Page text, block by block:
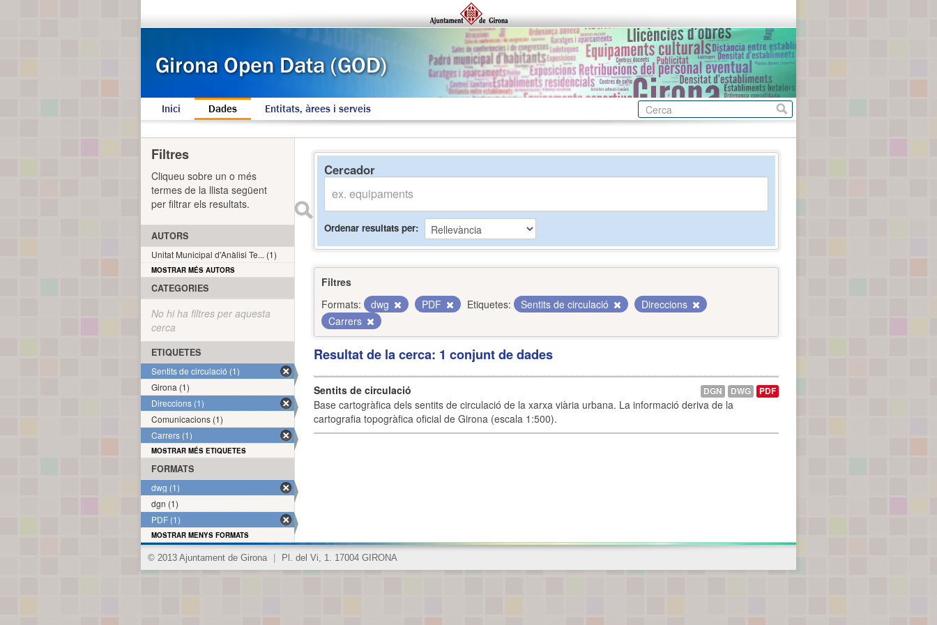
Inici Dades Entitats, àrees i serveis
Cercador
Ordenar resultats per
Filtres
Formats:
dwg PDF Etiquetes: Sentits de circulació
Direccions
Carrers
Resultat de la cerca: 1 conjunt de dades
Sentits de circulació
Base cartogràfica dels sentits de circulació de la xarxa viària urbana. La informació deriva de la
cartografia topogràfica oficial de Girona (escala 1:500).
DGN DWG PDF
Filtres
Cliqueu sobre un o més
termes de la llista següent
per filtrar els resultats.
AUTORS
Unitat Municipal d'Anàlisi Te... (1)
MOSTRAR MÉS AUTORS
CATEGORIES
No hi ha filtres per aquesta
cerca
ETIQUETES
Sentits de circulació (1)
Girona (1)
Direccions (1)
Comunicacions (1)
Carrers (1)
MOSTRAR MÉS ETIQUETES
FORMATS
dwg (1)
dgn (1)
PDF (1)
MOSTRAR MENYS FORMATS
© 2013 Ajuntament de Girona Pl. del Vi, 1. 17004 GIRONA